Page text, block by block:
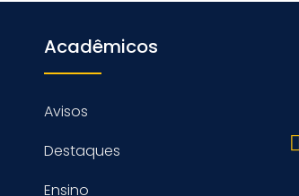
Acadêmicos
Avisos
Destaques
Ensino